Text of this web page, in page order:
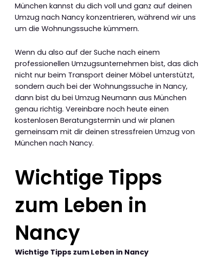
München kannst du dich voll und ganz auf deinen
Umzug nach Nancy konzentrieren, während wir uns
um die Wohnungssuche kümmern.
Wenn du also auf der Suche nach einem
professionellen Umzugsunternehmen bist, das dich
nicht nur beim Transport deiner Möbel unterstützt,
sondern auch bei der Wohnungssuche in Nancy,
dann bist du bei Umzug Neumann aus München
genau richtig. Vereinbare noch heute einen
kostenlosen Beratungstermin und wir planen
gemeinsam mit dir deinen stressfreien Umzug von
München nach Nancy.
Wichtige Tipps
zum Leben in
Nancy
Wichtige Tipps zum Leben in Nancy